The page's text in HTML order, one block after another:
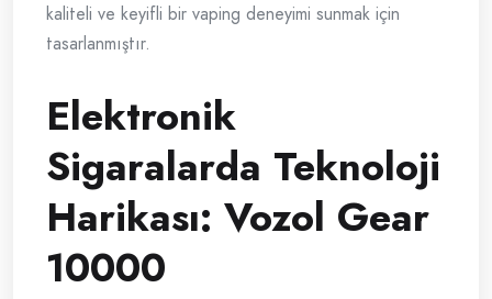
kaliteli ve keyifli bir vaping deneyimi sunmak için
tasarlanmıştır.
Elektronik
Sigaralarda Teknoloji
Harikası: Vozol Gear
10000